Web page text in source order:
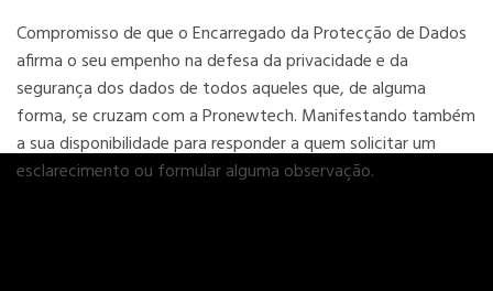
Compromisso de que o Encarregado da Protecção de Dados
afirma o seu empenho na defesa da privacidade e da
segurança dos dados de todos aqueles que, de alguma
forma, se cruzam com a Pronewtech. Manifestando também
a sua disponibilidade para responder a quem solicitar um
esclarecimento ou formular alguma observação.